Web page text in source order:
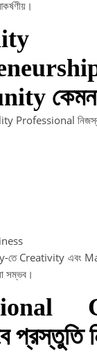
Professional
Creativity এবং
সম্ভব।
প্রস্তুতি